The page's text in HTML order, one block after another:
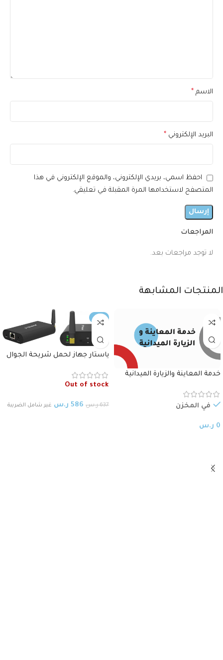
المراجعات
لا توجد مراجعات بعد.
الاسم *
البريد الإلكتروني *
احفظ اسمي، بريدي الإلكتروني، والموقع الإلكتروني في هذا
المتصفح لاستخدامها المرة المقبلة في تعليقي.
المنتجات المشابهة
خدمة المعاينة والزيارة الميدانية
في المخزن
0 ر.س
-8%
ياستار جهاز لحمل شريحة الجوال
GSM Giga Port Gateway
Out of stock
637 ر.س 586 ر.س غير شامل الضريبة